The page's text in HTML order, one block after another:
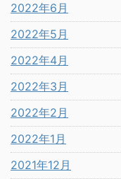
2022年6月
2022年5月
2022年4月
2022年3月
2022年2月
2022年1月
2021年12月